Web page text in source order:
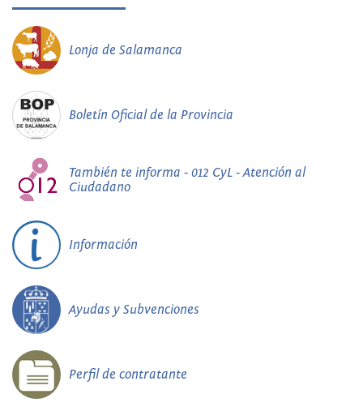
Lonja de Salamanca
Boletín Oficial de la Provincia
También te informa - 012 CyL - Atención al
Ciudadano
Información
Ayudas y Subvenciones
Perfil de contratante